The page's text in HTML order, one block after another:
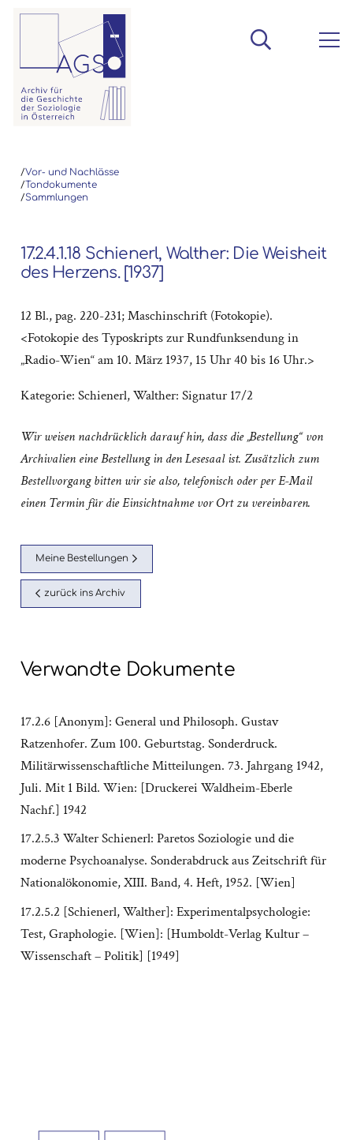
/Vor- und Nachlässe
/Tondokumente
/Sammlungen
17.2.4.1.18 Schienerl, Walther: Die Weisheit
des Herzens. [1937]
12 Bl., pag. 220-231; Maschinschrift (Fotokopie).
<Fotokopie des Typoskripts zur Rundfunksendung in
„Radio-Wien“ am 10. März 1937, 15 Uhr 40 bis 16 Uhr.>
Kategorie: Schienerl, Walther: Signatur 17/2
Wir weisen nachdrücklich darauf hin, dass die „Bestellung“ von
Archivalien eine Bestellung in den Lesesaal ist. Zusätzlich zum
Bestellvorgang bitten wir sie also, telefonisch oder per E-Mail
einen Termin für die Einsichtnahme vor Ort zu vereinbaren.
Meine Bestellungen
zurück ins Archiv
Verwandte Dokumente
17.2.6 [Anonym]: General und Philosoph. Gustav
Ratzenhofer. Zum 100. Geburtstag. Sonderdruck.
Militärwissenschaftliche Mitteilungen. 73. Jahrgang 1942,
Juli. Mit 1 Bild. Wien: [Druckerei Waldheim-Eberle
Nachf.] 1942
17.2.5.3 Walter Schienerl: Paretos Soziologie und die
moderne Psychoanalyse. Sonderabdruck aus Zeitschrift für
Nationalökonomie, XIII. Band, 4. Heft, 1952. [Wien]
17.2.5.2 [Schienerl, Walther]: Experimentalpsychologie:
Test, Graphologie. [Wien]: [Humboldt-Verlag Kultur –
Wissenschaft – Politik] [1949]